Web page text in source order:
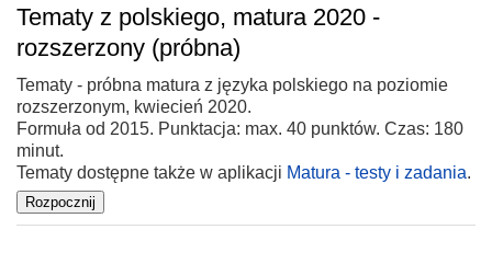
Tematy z polskiego, matura 2020 -
rozszerzony (próbna)
Tematy - próbna matura z języka polskiego na poziomie
rozszerzonym, kwiecień 2020.
Formuła od 2015. Punktacja: max. 40 punktów. Czas: 180
minut.
Tematy dostępne także w aplikacji Matura - testy i zadania.